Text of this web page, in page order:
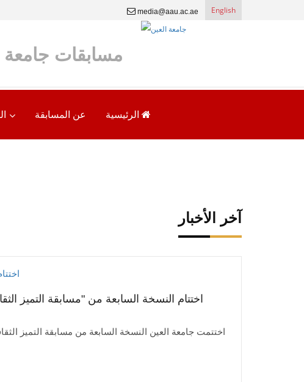
media@aau.ac.ae English
مسابقات جامعة
الرئيسية عن المسابقة
آخر الأخبار
اختتام النسخة السابعة من "مسابقة التميز
اختتمت جامعة العين النسخة السابعة من مسابقة التميز